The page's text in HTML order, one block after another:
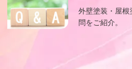
外壁塗装・屋
問をご紹介。